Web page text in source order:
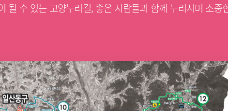
될 수 있는 고양누리길, 좋은 사람들과 함께 누리시며 소중